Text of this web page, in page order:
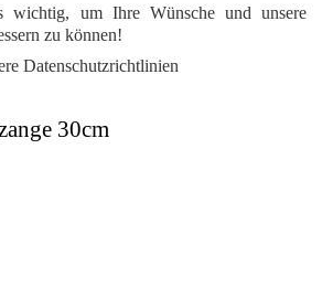
wichtig, um Ihre Wünsche und unsere
zu können!
Datenschutzrichtlinien
30cm